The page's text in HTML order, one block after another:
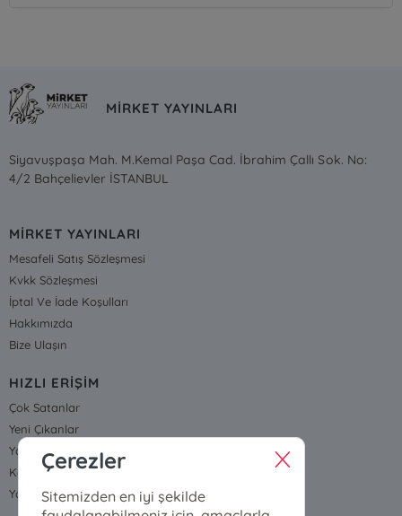
MİRKET YAYINLARI
Siyavuşpaşa Mah. M.Kemal Paşa Cad. İbrahim Çallı Sok. No:
4/2 Bahçelievler İSTANBUL
MİRKET YAYINLARI
Mesafeli Satış Sözleşmesi
Kvkk Sözleşmesi
İptal Ve İade Koşulları
Hakkımızda
Bize Ulaşın
HIZLI ERİŞİM
Çok Satanlar
Yeni Çıkanlar
Yayınevleri
Kategoriler
Yazarlarımız ve Çizerlerimiz
Çerezler
Sitemizden en iyi şekilde